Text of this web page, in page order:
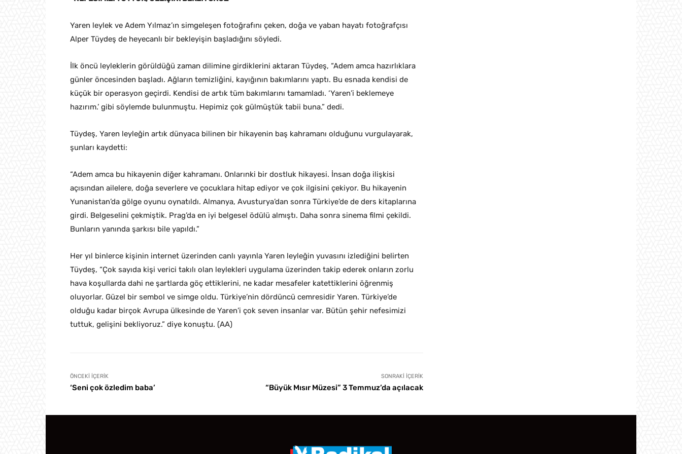
Yaren leylek ve Adem Yılmaz’ın simgeleşen fotoğrafını çeken, doğa ve yaban hayatı fotoğrafçısı
Alper Tüydeş de heyecanlı bir bekleyişin başladığını söyledi.
İlk öncü leyleklerin görüldüğü zaman dilimine girdiklerini aktaran Tüydeş, “Adem amca hazırlıklara
günler öncesinden başladı. Ağların temizliğini, kayığının bakımlarını yaptı. Bu esnada kendisi de
küçük bir operasyon geçirdi. Kendisi de artık tüm bakımlarını tamamladı. ‘Yaren’i beklemeye
hazırım.’ gibi söylemde bulunmuştu. Hepimiz çok gülmüştük tabii buna.” dedi.
Tüydeş, Yaren leyleğin artık dünyaca bilinen bir hikayenin baş kahramanı olduğunu vurgulayarak,
şunları kaydetti:
“Adem amca bu hikayenin diğer kahramanı. Onlarınki bir dostluk hikayesi. İnsan doğa ilişkisi
açısından ailelere, doğa severlere ve çocuklara hitap ediyor ve çok ilgisini çekiyor. Bu hikayenin
Yunanistan’da gölge oyunu oynatıldı. Almanya, Avusturya’dan sonra Türkiye’de de ders kitaplarına
girdi. Belgeselini çekmiştik. Prag’da en iyi belgesel ödülü almıştı. Daha sonra sinema filmi çekildi.
Bunların yanında şarkısı bile yapıldı.”
Her yıl binlerce kişinin internet üzerinden canlı yayınla Yaren leyleğin yuvasını izlediğini belirten
Tüydeş, “Çok sayıda kişi verici takılı olan leylekleri uygulama üzerinden takip ederek onların zorlu
hava koşullarda dahi ne şartlarda göç ettiklerini, ne kadar mesafeler katettiklerini öğrenmiş
oluyorlar. Güzel bir sembol ve simge oldu. Türkiye’nin dördüncü cemresidir Yaren. Türkiye’de
olduğu kadar birçok Avrupa ülkesinde de Yaren’i çok seven insanlar var. Bütün şehir nefesimizi
tuttuk, gelişini bekliyoruz.” diye konuştu. (AA)
ÖNCEKI İÇERIK
‘Seni çok özledim baba’
SONRAKI İÇERIK
“Büyük Mısır Müzesi” 3 Temmuz’da açılacak